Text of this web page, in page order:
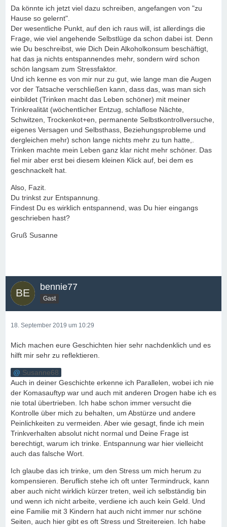
Da könnte ich jetzt viel dazu schreiben, angefangen von "zu
Hause so gelernt".
Der wesentliche Punkt, auf den ich raus will, ist allerdings die
Frage, wie viel angehende Selbstlüge da schon dabei ist. Denn
wie Du beschreibst, wie Dich Dein Alkoholkonsum beschäftigt,
hat das ja nichts entspannendes mehr, sondern wird schon
schön langsam zum Stressfaktor.
Und ich kenne es von mir nur zu gut, wie lange man die Augen
vor der Tatsache verschließen kann, dass das, was man sich
einbildet (Trinken macht das Leben schöner) mit meiner
Trinkrealität (wöchentlicher Entzug, schlaflose Nächte,
Schwitzen, Trockenkot+en, permanente Selbstkontrollversuche,
eigenes Versagen und Selbsthass, Beziehungsprobleme und
dergleichen mehr) schon lange nichts mehr zu tun hatte,.
Trinken machte mein Leben ganz klar nicht mehr schöner. Das
fiel mir aber erst bei diesem kleinen Klick auf, bei dem es
geschnackelt hat.
Also, Fazit.
Du trinkst zur Entspannung.
Findest Du es wirklich entspannend, was Du hier eingangs
geschrieben hast?
Gruß Susanne
bennie77
Gast
18. September 2019 um 10:29
Mich machen eure Geschichten hier sehr nachdenklich und es
hilft mir sehr zu reflektieren.
Susanne68
Auch in deiner Geschichte erkenne ich Parallelen, wobei ich nie
der Komasauftyp war und auch mit anderen Drogen habe ich es
nie total übertrieben. Ich habe schon immer versucht die
Kontrolle über mich zu behalten, um Abstürze und andere
Peinlichkeiten zu vermeiden. Aber wie gesagt, finde ich mein
Trinkverhalten absolut nicht normal und Deine Frage ist
berechtigt, warum ich trinke. Entspannung war hier vielleicht
auch das falsche Wort.
Ich glaube das ich trinke, um den Stress um mich herum zu
kompensieren. Beruflich stehe ich oft unter Termindruck, kann
aber auch nicht wirklich kürzer treten, weil ich selbständig bin
und wenn ich nicht arbeite, verdiene ich auch kein Geld. Und
eine Familie mit 3 Kindern hat auch nicht immer nur schöne
Seiten, auch hier gibt es oft Stress und Streitereien. Ich habe